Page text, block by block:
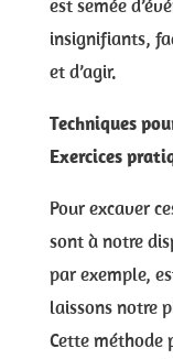
est semée
insignifiants,
et d’agir.
Techniques
Exercices
Pour excaver
sont à notre
par exemple,
laissons notre
Cette méthode